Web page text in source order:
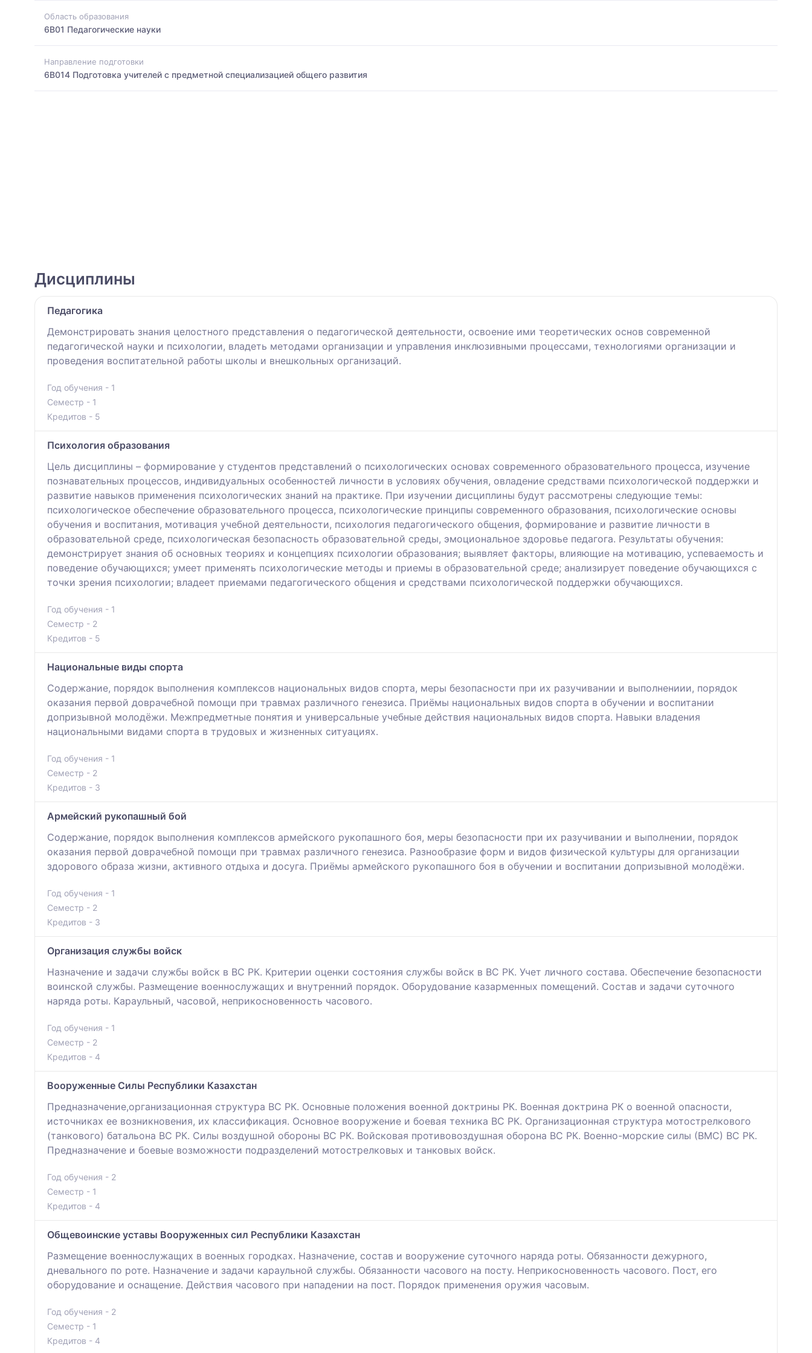
Область образования
6B01 Педагогические науки
Направление подготовки
6B014 Подготовка учителей с предметной специализацией общего развития
Дисциплины
Педагогика
Демонстрировать знания целостного представления о педагогической деятельности, освоение ими теоретических основ современной
педагогической науки и психологии, владеть методами организации и управления инклюзивными процессами, технологиями организации и
проведения воспитательной работы школы и внешкольных организаций.
Год обучения - 1
Семестр - 1
Кредитов - 5
Психология образования
Цель дисциплины – формирование у студентов представлений о психологических основах современного образовательного процесса, изучение
познавательных процессов, индивидуальных особенностей личности в условиях обучения, овладение средствами психологической поддержки и
развитие навыков применения психологических знаний на практике. При изучении дисциплины будут рассмотрены следующие темы:
психологическое обеспечение образовательного процесса, психологические принципы современного образования, психологические основы
обучения и воспитания, мотивация учебной деятельности, психология педагогического общения, формирование и развитие личности в
образовательной среде, психологическая безопасность образовательной среды, эмоциональное здоровье педагога. Результаты обучения:
демонстрирует знания об основных теориях и концепциях психологии образования; выявляет факторы, влияющие на мотивацию, успеваемость и
поведение обучающихся; умеет применять психологические методы и приемы в образовательной среде; анализирует поведение обучающихся с
точки зрения психологии; владеет приемами педагогического общения и средствами психологической поддержки обучающихся.
Год обучения - 1
Семестр - 2
Кредитов - 5
Национальные виды спорта
Содержание, порядок выполнения комплексов национальных видов спорта, меры безопасности при их разучивании и выполнениии, порядок
оказания первой доврачебной помощи при травмах различного генезиса. Приёмы национальных видов спорта в обучении и воспитании
допризывной молодёжи. Межпредметные понятия и универсальные учебные действия национальных видов спорта. Навыки владения
национальными видами спорта в трудовых и жизненных ситуациях.
Год обучения - 1
Семестр - 2
Кредитов - 3
Армейский рукопашный бой
Содержание, порядок выполнения комплексов армейского рукопашного боя, меры безопасности при их разучивании и выполнении, порядок
оказания первой доврачебной помощи при травмах различного генезиса. Разнообразие форм и видов физической культуры для организации
здорового образа жизни, активного отдыха и досуга. Приёмы армейского рукопашного боя в обучении и воспитании допризывной молодёжи.
Год обучения - 1
Семестр - 2
Кредитов - 3
Организация службы войск
Назначение и задачи службы войск в ВС РК. Критерии оценки состояния службы войск в ВС РК. Учет личного состава. Обеспечение безопасности
воинской службы. Размещение военнослужащих и внутренний порядок. Оборудование казарменных помещений. Состав и задачи суточного
наряда роты. Караульный, часовой, неприкосновенность часового.
Год обучения - 1
Семестр - 2
Кредитов - 4
Вооруженные Силы Республики Казахстан
Предназначение,организационная структура ВС РК. Основные положения военной доктрины РК. Военная доктрина РК о военной опасности,
источниках ее возникновения, их классификация. Основное вооружение и боевая техника ВС РК. Организационная структура мотострелкового
(танкового) батальона ВС РК. Силы воздушной обороны ВС РК. Войсковая противовоздушная оборона ВС РК. Военно-морские силы (ВМС) ВС РК.
Предназначение и боевые возможности подразделений мотострелковых и танковых войск.
Год обучения - 2
Семестр - 1
Кредитов - 4
Общевоинские уставы Вооруженных сил Республики Казахстан
Размещение военнослужащих в военных городках. Назначение, состав и вооружение суточного наряда роты. Обязанности дежурного,
дневального по роте. Назначение и задачи караульной службы. Обязанности часового на посту. Неприкосновенность часового. Пост, его
оборудование и оснащение. Действия часового при нападении на пост. Порядок применения оружия часовым.
Год обучения - 2
Семестр - 1
Кредитов - 4